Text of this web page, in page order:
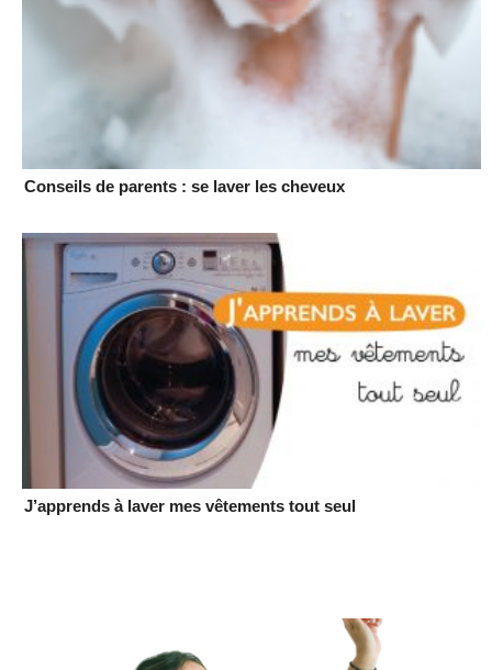
Conseils de parents : se laver les cheveux
J’apprends à laver mes vêtements tout seul